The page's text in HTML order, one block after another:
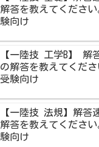
解答を教えてください
験向け
【一陸技 工学B】 解
の解答を教えてくださ
受験向け
【一陸技 法規】解答
解答を教えてください
験向け